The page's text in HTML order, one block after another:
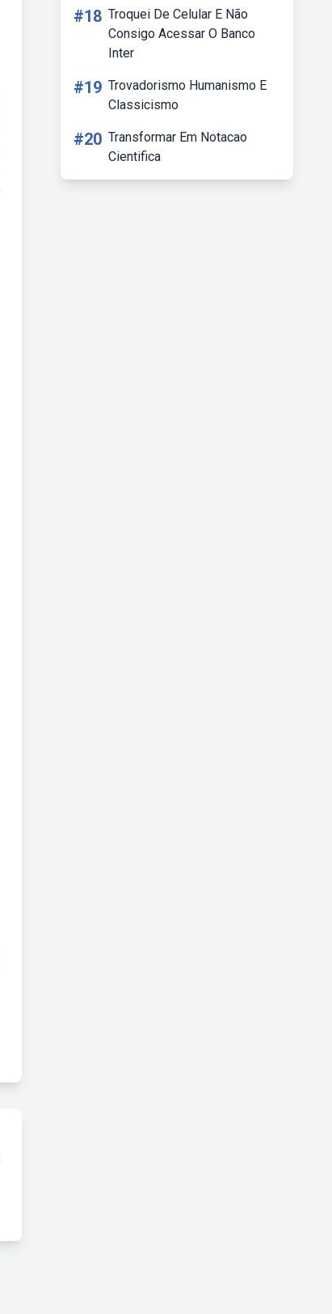
#18 Troquei De Celular E Não
Consigo Acessar O Banco
Inter
#19 Trovadorismo Humanismo E
Classicismo
#20 Transformar Em Notacao
Cientifica